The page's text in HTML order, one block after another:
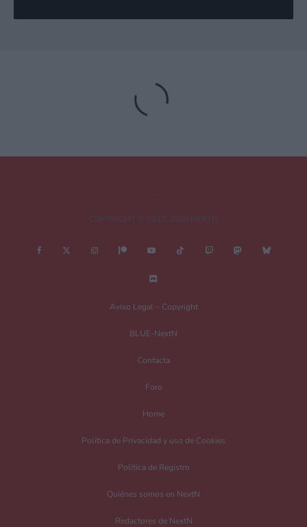
Tu dirección de correo electrónico no será publicada.
obligatorios están marcados con*
próxima vez que comente.
Recibir un correo electrónico con los siguientes comentarios a esta entrada.
Aviso Legal – Copyright
BLUE-NextN
Contacta
Foro
Home
Política de Privacidad y uso de Cookies
Política de Registro
Quiénes somos en NextN
Redactores de NextN